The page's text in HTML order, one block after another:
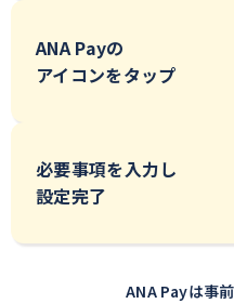
ANA Payの
アイコンをタップ
必要事項を入力し
設定完了
ANA Payは事